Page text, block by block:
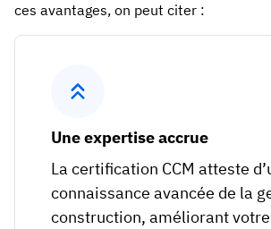
ces avantages, on peut citer :
Une expertise accrue
La certification CCM atteste
connaissance avancée de la
construction, améliorant